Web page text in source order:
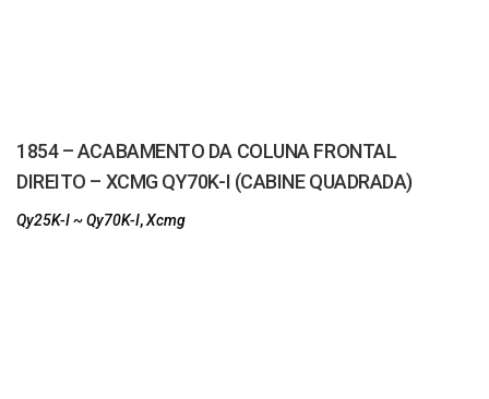
1854 – ACABAMENTO DA COLUNA FRONTAL
DIREITO – XCMG QY70K-I (CABINE QUADRADA)
Qy25K-I ~ Qy70K-I,Xcmg